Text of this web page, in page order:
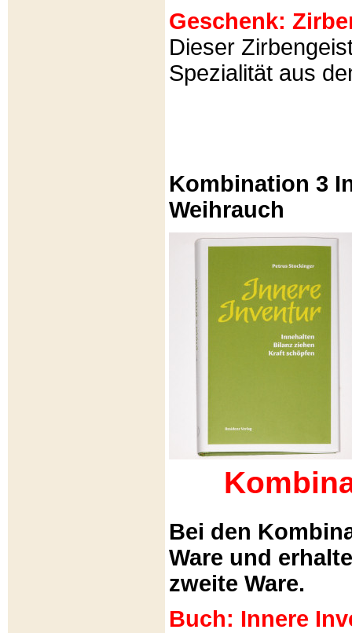
Geschenk:
Dieser
Spezialität aus
Kombination 3
Weihrauch
Bei den
Ware und
zweite Ware.
Buch: Innere